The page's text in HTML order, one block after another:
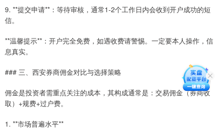
9. **提交申请**：等待审核，通常1-2个工作日内会收到开户成功的短
信。
**温馨提示**：开户完全免费，如遇收费请警惕。一定要本人操作，信
息真实。
### 三、西安券商佣金对比与选择策略
佣金是投资者需重点关注的成本，其构成通常是：交易佣金（券商收
取）+规费+过户费。
1. **市场普遍水平**